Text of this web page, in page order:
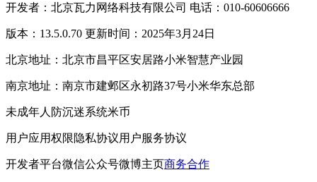
开发者：北京瓦力网络科技有限公司 电话：010-60606666
版本：13.5.0.70 更新时间：2025年3月24日
北京地址：北京市昌平区安居路小米智慧产业园
南京地址：南京市建邺区永初路37号小米华东总部
未成年人防沉迷系统米币
用户应用权限隐私协议用户服务协议
开发者平台微信公众号微博主页商务合作